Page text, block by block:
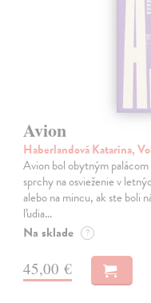
Avion
Haberlandová Katarína,
Avion bol obytným
sprchy na osvieženie v
alebo na mincu, ak ste boli
ľudia…
Na sklade ?
45,00 €